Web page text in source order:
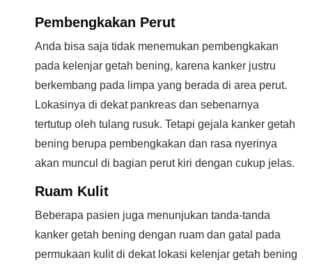
Pembengkakan Perut
Anda bisa saja tidak menemukan pembengkakan
pada kelenjar getah bening, karena kanker justru
berkembang pada limpa yang berada di area perut.
Lokasinya di dekat pankreas dan sebenarnya
tertutup oleh tulang rusuk. Tetapi gejala kanker getah
bening berupa pembengkakan dan rasa nyerinya
akan muncul di bagian perut kiri dengan cukup jelas.
Ruam Kulit
Beberapa pasien juga menunjukan tanda-tanda
kanker getah bening dengan ruam dan gatal pada
permukaan kulit di dekat lokasi kelenjar getah bening